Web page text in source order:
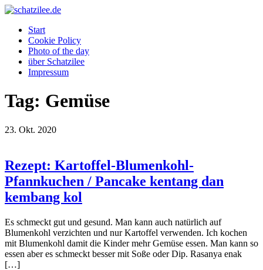
Start
Cookie Policy
Photo of the day
über Schatzilee
Impressum
Tag: Gemüse
23. Okt. 2020
Rezept: Kartoffel-Blumenkohl-
Pfannkuchen / Pancake kentang dan
kembang kol
Es schmeckt gut und gesund. Man kann auch natürlich auf
Blumenkohl verzichten und nur Kartoffel verwenden. Ich kochen
mit Blumenkohl damit die Kinder mehr Gemüse essen. Man kann so
essen aber es schmeckt besser mit Soße oder Dip. Rasanya enak
[…]